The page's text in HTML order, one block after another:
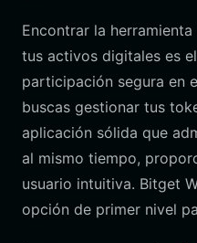
Encontrar la
tus activos digitales es
participación segura en
buscas gestionar tus
aplicación sólida que
al mismo tiempo,
usuario intuitiva. Bitget
opción de primer nivel